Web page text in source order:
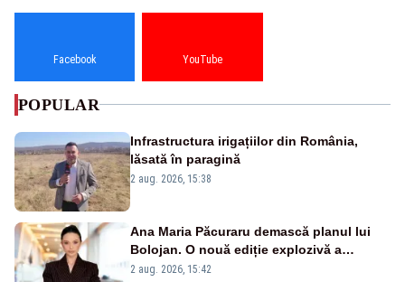
Facebook YouTube
POPULAR
Infrastructura irigațiilor din România,
lăsată în paragină
2 aug. 2026, 15:38
Ana Maria Păcuraru demască planul lui
Bolojan. O nouă ediție explozivă a
emisiunii „Miza Zilei” la Realitatea PLUS
2 aug. 2026, 15:42